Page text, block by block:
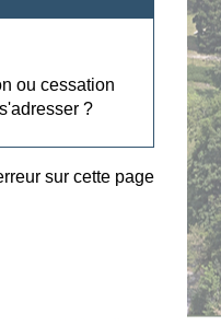
ou cessation
?
sur cette page